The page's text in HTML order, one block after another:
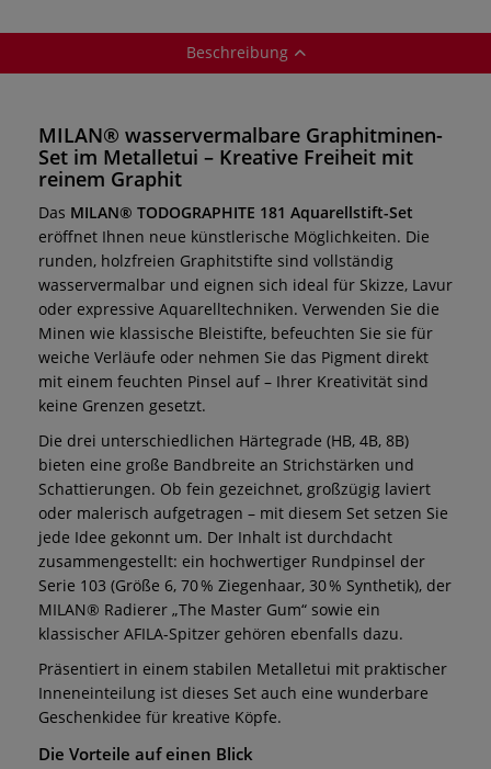
Beschreibung
MILAN® wasservermalbare Graphitminen-
Set im Metalletui – Kreative Freiheit mit
reinem Graphit
Das MILAN® TODOGRAPHITE 181 Aquarellstift-Set
eröffnet Ihnen neue künstlerische Möglichkeiten. Die
runden, holzfreien Graphitstifte sind vollständig
wasservermalbar und eignen sich ideal für Skizze, Lavur
oder expressive Aquarelltechniken. Verwenden Sie die
Minen wie klassische Bleistifte, befeuchten Sie sie für
weiche Verläufe oder nehmen Sie das Pigment direkt
mit einem feuchten Pinsel auf – Ihrer Kreativität sind
keine Grenzen gesetzt.
Die drei unterschiedlichen Härtegrade (HB, 4B, 8B)
bieten eine große Bandbreite an Strichstärken und
Schattierungen. Ob fein gezeichnet, großzügig laviert
oder malerisch aufgetragen – mit diesem Set setzen Sie
jede Idee gekonnt um. Der Inhalt ist durchdacht
zusammengestellt: ein hochwertiger Rundpinsel der
Serie 103 (Größe 6, 70 % Ziegenhaar, 30 % Synthetik), der
MILAN® Radierer „The Master Gum“ sowie ein
klassischer AFILA-Spitzer gehören ebenfalls dazu.
Präsentiert in einem stabilen Metalletui mit praktischer
Inneneinteilung ist dieses Set auch eine wunderbare
Geschenkidee für kreative Köpfe.
Die Vorteile auf einen Blick